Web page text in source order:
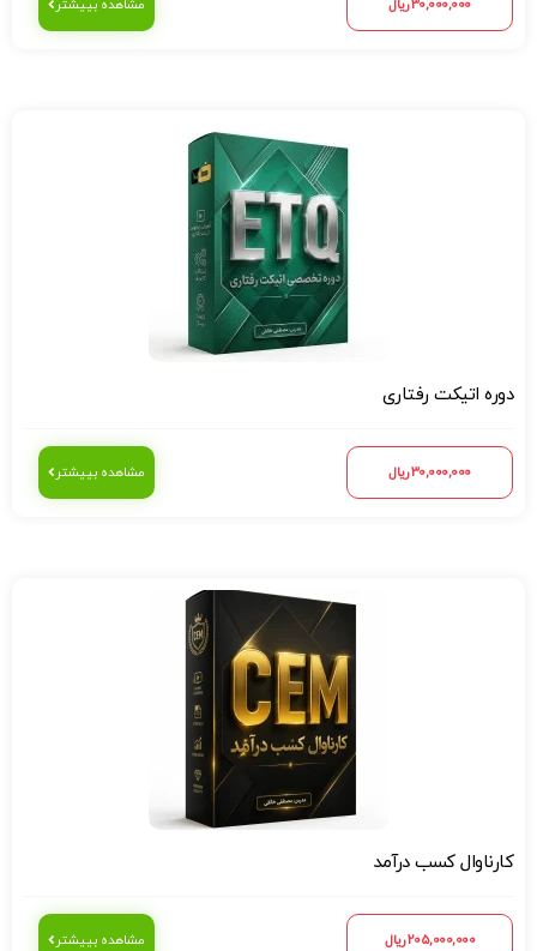
30,000,000ریال مشاهده بییشتر
دوره اتیکت رفتاری
30,000,000ریال مشاهده بییشتر
کارناوال کسب درآمد
205,000,000ریال مشاهده بییشتر